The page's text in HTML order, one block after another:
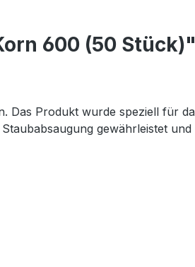
600 (50 Stück)"
Das Produkt wurde speziell für
gewährleistet